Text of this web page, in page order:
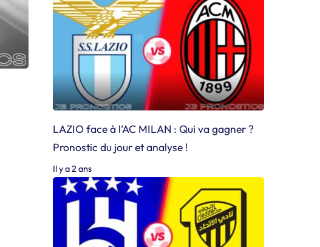
LAZIO face à l’AC MILAN : Qui va gagner ?
Pronostic du jour et analyse !
Il y a 2 ans